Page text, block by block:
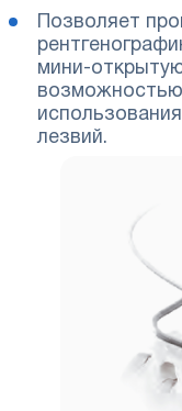
Позволяет
мини-
лезвий.